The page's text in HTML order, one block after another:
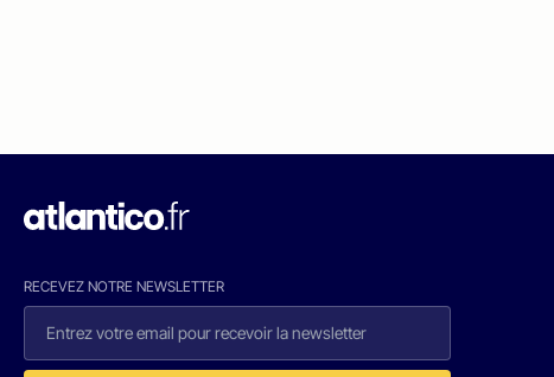
RECEVEZ NOTRE NEWSLETTER